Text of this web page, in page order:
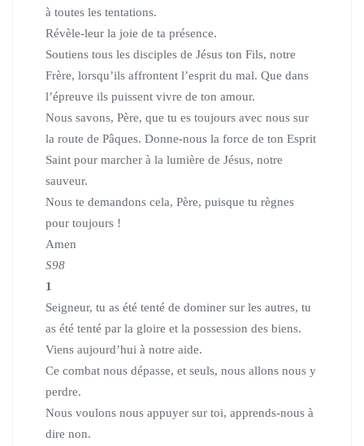
à toutes les tentations.
Révèle-leur la joie de ta présence.
Soutiens tous les disciples de Jésus ton Fils, notre
Frère, lorsqu’ils affrontent l’esprit du mal. Que dans
l’épreuve ils puissent vivre de ton amour.
Nous savons, Père, que tu es toujours avec nous sur
la route de Pâques. Donne-nous la force de ton Esprit
Saint pour marcher à la lumière de Jésus, notre
sauveur.
Nous te demandons cela, Père, puisque tu règnes
pour toujours !
Amen
S98
1
Seigneur, tu as été tenté de dominer sur les autres, tu
as été tenté par la gloire et la possession des biens.
Viens aujourd’hui à notre aide.
Ce combat nous dépasse, et seuls, nous allons nous y
perdre.
Nous voulons nous appuyer sur toi, apprends-nous à
dire non.